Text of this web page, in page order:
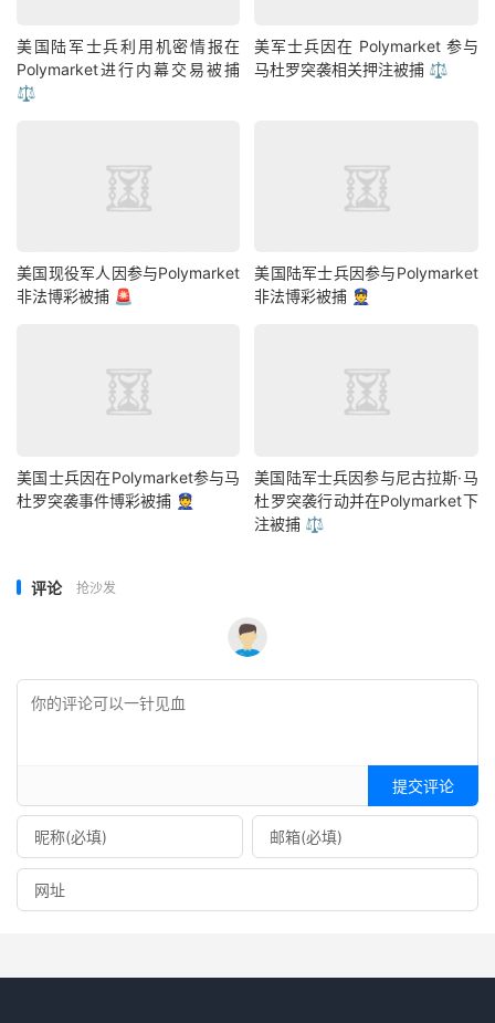
美国陆军士兵利用机密情报在
Polymarket进行内幕交易被捕
⚖️
美军士兵因在 Polymarket 参与
马杜罗突袭相关押注被捕 ⚖️
美国现役军人因参与Polymarket
非法博彩被捕 🚨
美国陆军士兵因参与Polymarket
非法博彩被捕 👮
美国士兵因在Polymarket参与马
杜罗突袭事件博彩被捕 👮
美国陆军士兵因参与尼古拉斯·马
杜罗突袭行动并在Polymarket下
注被捕 ⚖️
评论 抢沙发
提交评论